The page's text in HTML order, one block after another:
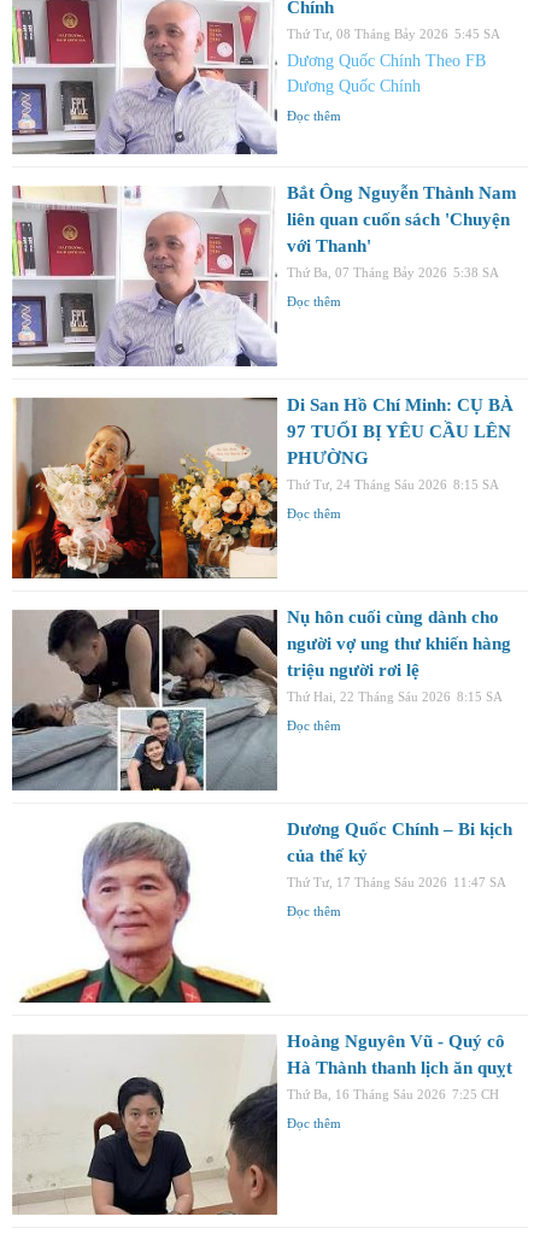
Chính
Thứ Tư, 08 Tháng Bảy 2026 5:45 SA
Dương Quốc Chính Theo FB
Dương Quốc Chính
Đọc thêm
Bắt Ông Nguyễn Thành Nam
liên quan cuốn sách 'Chuyện
với Thanh'
Thứ Ba, 07 Tháng Bảy 2026 5:38 SA
Đọc thêm
Di San Hồ Chí Minh: CỤ BÀ
97 TUỔI BỊ YÊU CẦU LÊN
PHƯỜNG
Thứ Tư, 24 Tháng Sáu 2026 8:15 SA
Đọc thêm
Nụ hôn cuối cùng dành cho
người vợ ung thư khiến hàng
triệu người rơi lệ
Thứ Hai, 22 Tháng Sáu 2026 8:15 SA
Đọc thêm
Dương Quốc Chính – Bi kịch
của thế kỷ
Thứ Tư, 17 Tháng Sáu 2026 11:47 SA
Đọc thêm
Hoàng Nguyên Vũ - Quý cô
Hà Thành thanh lịch ăn quỵt
Thứ Ba, 16 Tháng Sáu 2026 7:25 CH
Đọc thêm